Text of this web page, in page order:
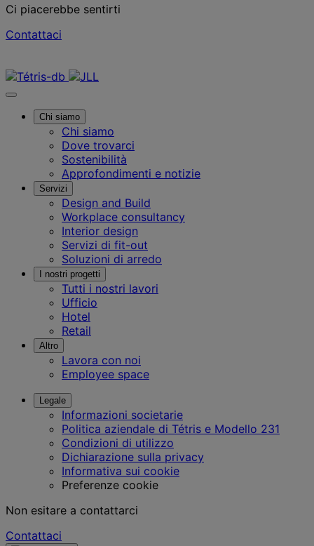
Ci piacerebbe sentirti
Contattaci
Chi siamo
Chi siamo
Dove trovarci
Sostenibilità
Approfondimenti e notizie
Servizi
Design and Build
Workplace consultancy
Interior design
Servizi di fit-out
Soluzioni di arredo
I nostri progetti
Tutti i nostri lavori
Ufficio
Hotel
Retail
Altro
Lavora con noi
Employee space
Legale
Informazioni societarie
Politica aziendale di Tétris e Modello 231
Condizioni di utilizzo
Dichiarazione sulla privacy
Informativa sui cookie
Preferenze cookie
Non esitare a contattarci
Contattaci